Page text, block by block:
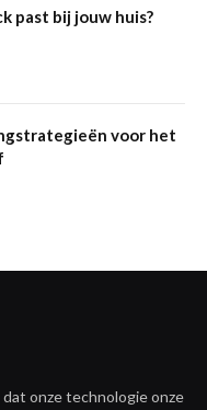
past bij jouw huis?
voor het
onze technologie onze